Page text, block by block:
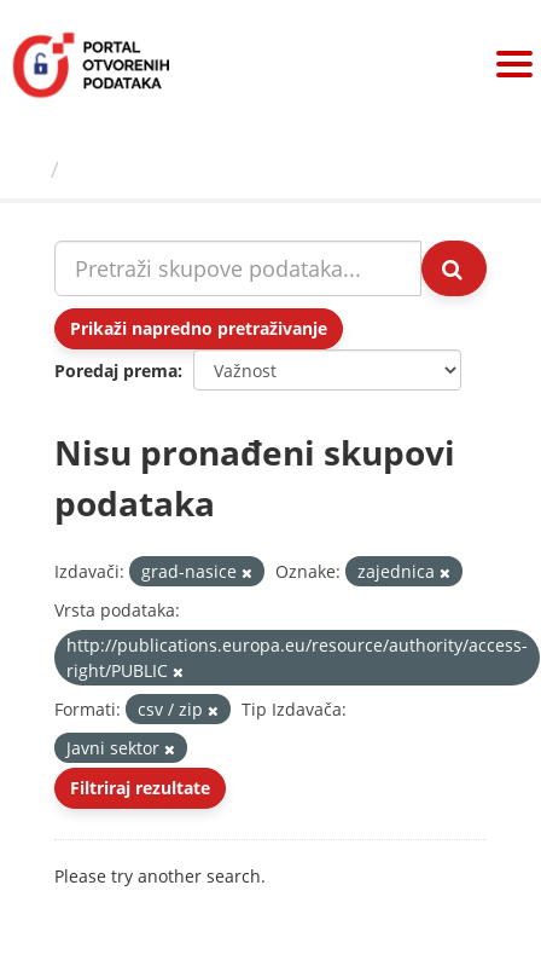
sadržaj
Prikaži napredno pretraživanje
Poredaj prema
Nisu pronađeni skupovi
podataka
Izdavači: grad-nasice Oznake:
zajednica
Vrsta podataka:
http://publications.europa.eu/resource/authority/access-
right/PUBLIC
Formati:
csv / zip
Tip Izdavača:
Javni sektor
Filtriraj rezultate
Please try another search.